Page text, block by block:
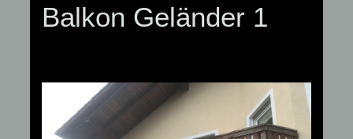
Balkon Geländer 1